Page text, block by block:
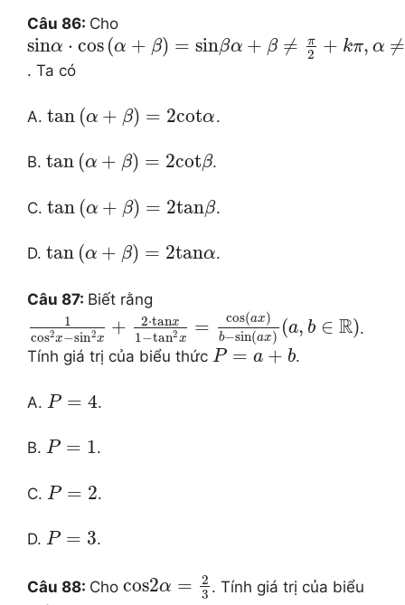
Câu 86: Cho
sinα ⋅ cos (α + β) = sinβα + β ≠ π
2 + kπ, α ≠
. Ta có
A. tan (α + β) = 2cotα.
B. tan (α + β) = 2cotβ.
C. tan (α + β) = 2tanβ.
D. tan (α + β) = 2tanα.
Câu 87: Biết rằng
1
cos2x−sin2x + 2⋅tanx
1−tan2x = cos(ax)
b−sin(ax) (a, b ∈ R).
Tính giá trị của biểu thức P = a + b.
A. P = 4.
B. P = 1.
C. P = 2.
D. P = 3.
Câu 88: Cho cos2α =
2
3 . Tính giá trị của biểu